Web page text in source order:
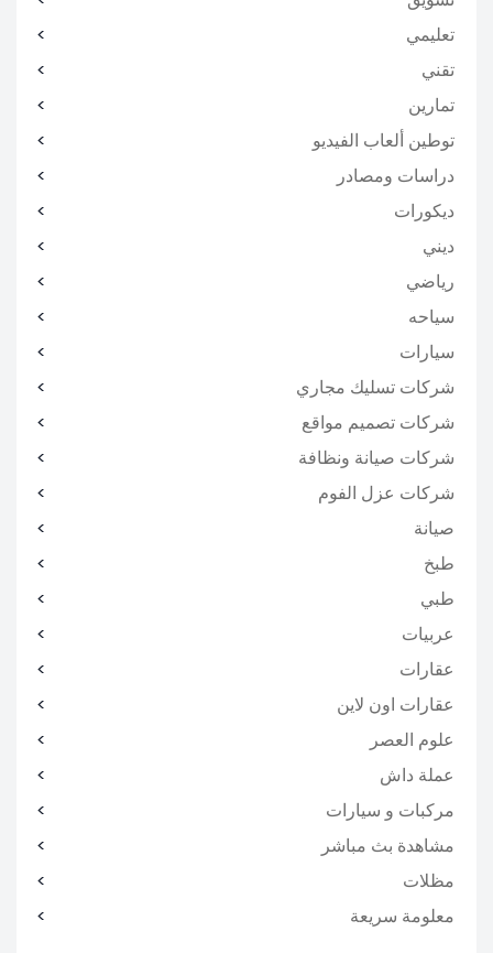
تعليمي
تقني
تمارين
توطين ألعاب الفيديو
دراسات ومصادر
ديكورات
ديني
رياضي
سياحه
سيارات
شركات تسليك مجاري
شركات تصميم مواقع
شركات صيانة ونظافة
شركات عزل الفوم
صيانة
طبخ
طبي
عربيات
عقارات
عقارات اون لاين
علوم العصر
عملة داش
مركبات و سيارات
مشاهدة بث مباشر
مظلات
معلومة سريعة